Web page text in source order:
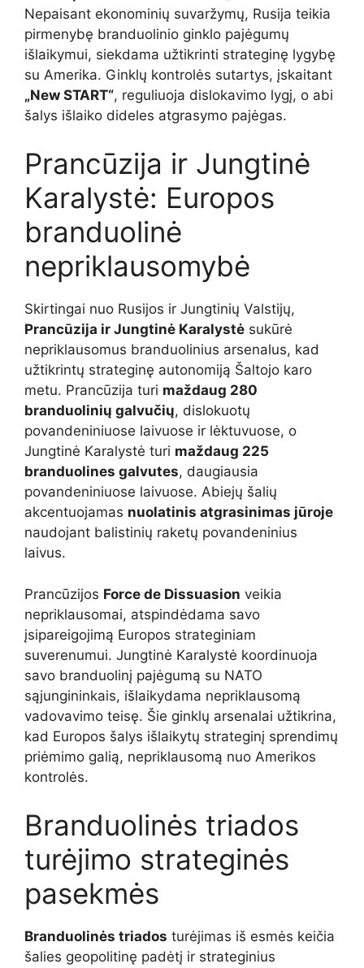
Nepaisant ekonominių suvaržymų, Rusija teikia
pirmenybę branduolinio ginklo pajėgumų
išlaikymui, siekdama užtikrinti strateginę lygybę
su Amerika. Ginklų kontrolės sutartys, įskaitant
„New START“, reguliuoja dislokavimo lygį, o abi
šalys išlaiko dideles atgrasymo pajėgas.
Prancūzija ir Jungtinė
Karalystė: Europos
branduolinė
nepriklausomybė
Skirtingai nuo Rusijos ir Jungtinių Valstijų,
Prancūzija ir Jungtinė Karalystė sukūrė
nepriklausomus branduolinius arsenalus, kad
užtikrintų strateginę autonomiją Šaltojo karo
metu. Prancūzija turi maždaug 280
branduolinių galvučių, dislokuotų
povandeniniuose laivuose ir lėktuvuose, o
Jungtinė Karalystė turi maždaug 225
branduolines galvutes, daugiausia
povandeniniuose laivuose. Abiejų šalių
akcentuojamas nuolatinis atgrasinimas jūroje
naudojant balistinių raketų povandeninius
laivus.
Prancūzijos Force de Dissuasion veikia
nepriklausomai, atspindėdama savo
įsipareigojimą Europos strateginiam
suverenumui. Jungtinė Karalystė koordinuoja
savo branduolinį pajėgumą su NATO
sąjungininkais, išlaikydama nepriklausomą
vadovavimo teisę. Šie ginklų arsenalai užtikrina,
kad Europos šalys išlaikytų strateginį sprendimų
priėmimo galią, nepriklausomą nuo Amerikos
kontrolės.
Branduolinės triados
turėjimo strateginės
pasekmės
Branduolinės triados turėjimas iš esmės keičia
šalies geopolitinę padėtį ir strateginius